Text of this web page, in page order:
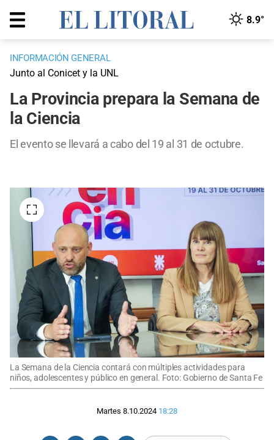
8.9°
INFORMACIÓN GENERAL
Junto al Conicet y la UNL
La Provincia prepara la Semana de
la Ciencia
El evento se llevará a cabo del 19 al 31 de octubre.
La Semana de la Ciencia contará con múltiples actividades para
niños, adolescentes y público en general. Foto: Gobierno de Santa Fe
Martes 8.10.2024 18:28